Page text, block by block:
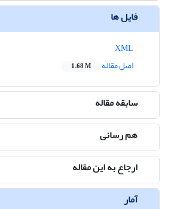
فایل ها
اصل مقاله
1.68 M
سابقه مقاله
هم رسانی
ارجاع به این مقاله
آمار